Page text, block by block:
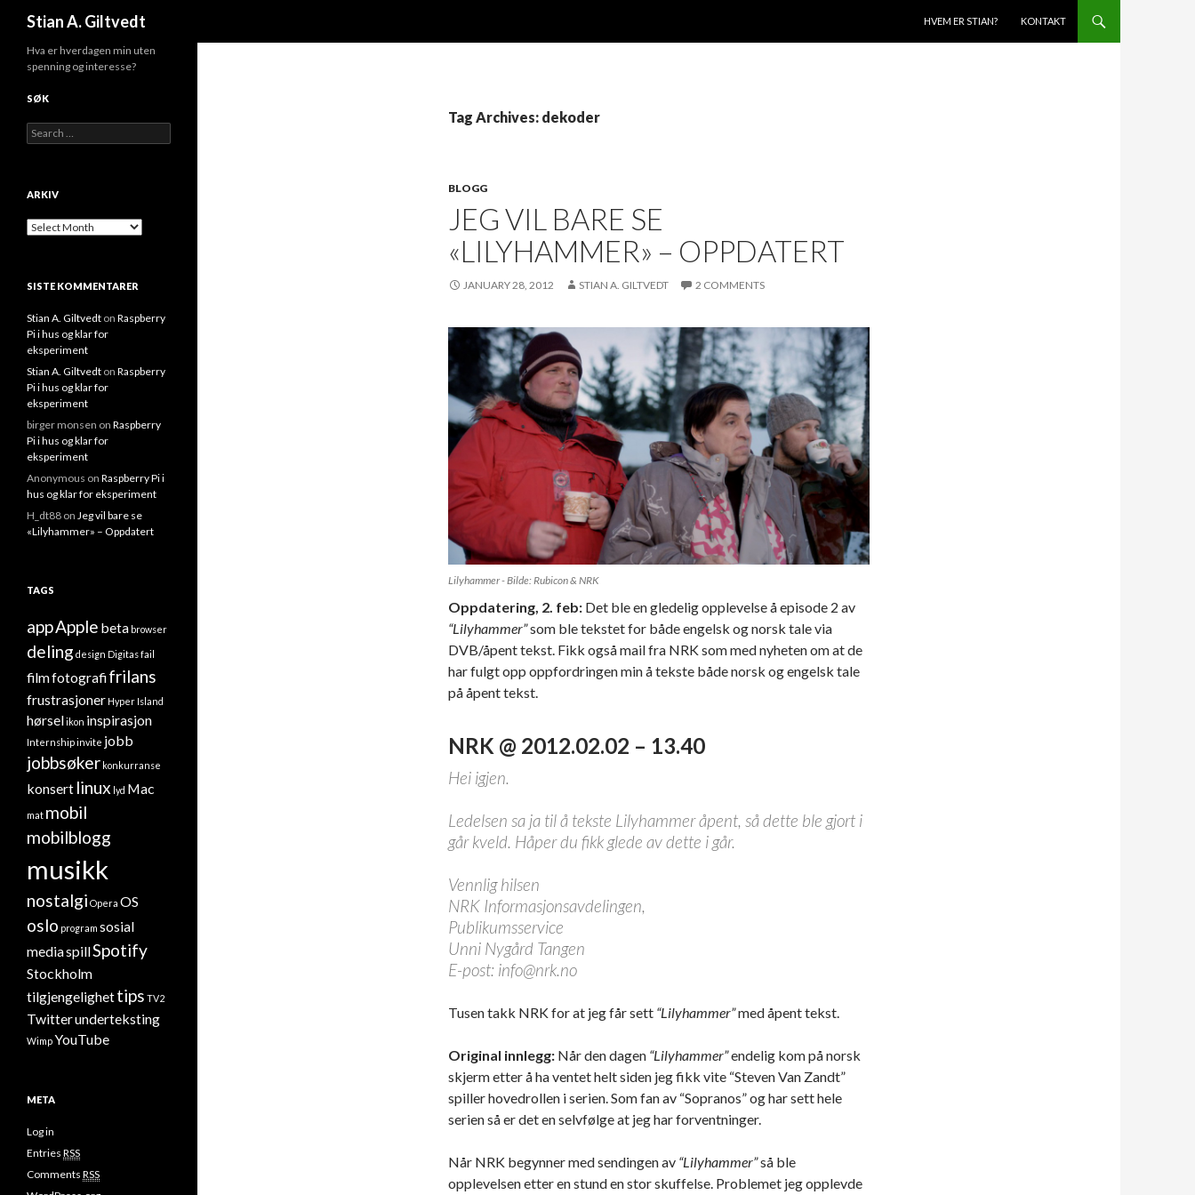
Stian A. Giltvedt
HVEM ER STIAN?
KONTAKT
Tag Archives: dekoder
BLOGG
JEG VIL BARE SE
«LILYHAMMER» – OPPDATERT
JANUARY 28, 2012 STIAN A. GILTVEDT 2 COMMENTS
Lilyhammer - Bilde: Rubicon & NRK
Oppdatering, 2. feb: Det ble en gledelig opplevelse å episode 2 av
“Lilyhammer”som ble tekstet for både engelsk og norsk tale via
DVB/åpent tekst. Fikk også mail fra NRK som med nyheten om at de
har fulgt opp oppfordringen min å tekste både norsk og engelsk tale
på åpent tekst.
NRK @ 2012.02.02 – 13.40
Hei igjen.
Ledelsen sa ja til å tekste Lilyhammer åpent, så dette ble gjort i
går kveld. Håper du fikk glede av dette i går.
Vennlig hilsen
NRK Informasjonsavdelingen,
Publikumsservice
Unni Nygård Tangen
E-post: info@nrk.no
Tusen takk NRK for at jeg får sett “Lilyhammer”med åpent tekst.
Original innlegg: Når den dagen “Lilyhammer”endelig kom på norsk
skjerm etter å ha ventet helt siden jeg fikk vite “Steven Van Zandt”
spiller hovedrollen i serien. Som fan av “Sopranos” og har sett hele
serien så er det en selvfølge at jeg har forventninger.
Når NRK begynner med sendingen av “Lilyhammer”så ble
opplevelsen etter en stund en stor skuffelse. Problemet jeg opplevde
Hva er hverdagen min uten
spenning og interesse?
SØK
Search for:
ARKIV
Arkiv
SISTE KOMMENTARER
Stian A. Giltvedt on Raspberry
Pi i hus og klar for
eksperiment
Stian A. Giltvedt on Raspberry
Pi i hus og klar for
eksperiment
birger monsen on Raspberry
Pi i hus og klar for
eksperiment
Anonymous on Raspberry Pi i
hus og klar for eksperiment
H_dt88 on Jeg vil bare se
«Lilyhammer» – Oppdatert
TAGS
appApple beta browser
deling design Digitasfail
filmfotografifrilans
frustrasjoner Hyper Island
hørselikon inspirasjon
Internshipinvite jobb
jobbsøker konkurranse
konsert linux lyd Mac
mat mobil
mobilblogg
musikk
nostalgi Opera OS
oslo program sosial
mediaspillSpotify
Stockholm
tilgjengelighettips TV2
Twitterunderteksting
WimpYouTube
META
Log in
Entries RSS
Comments RSS